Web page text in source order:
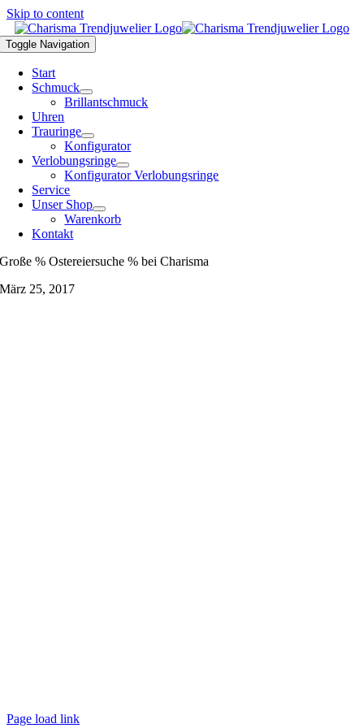
Skip to content
Toggle Navigation
Start
Schmuck
Brillantschmuck
Uhren
Trauringe
Konfigurator
Verlobungsringe
Konfigurator Verlobungsringe
Service
Unser Shop
Warenkorb
Kontakt
Große % Ostereiersuche % bei Charisma
März 25, 2017
Page load link